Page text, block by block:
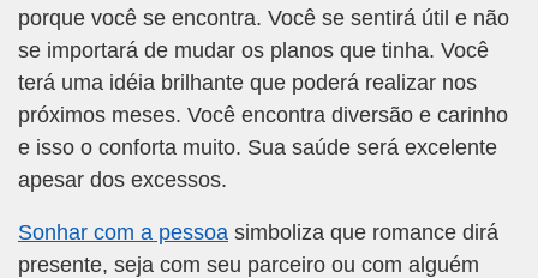
porque você se encontra. Você se sentirá útil e não
se importará de mudar os planos que tinha. Você
terá uma idéia brilhante que poderá realizar nos
próximos meses. Você encontra diversão e carinho
e isso o conforta muito. Sua saúde será excelente
apesar dos excessos.
Sonhar com a pessoa simboliza que romance dirá
presente, seja com seu parceiro ou com alguém